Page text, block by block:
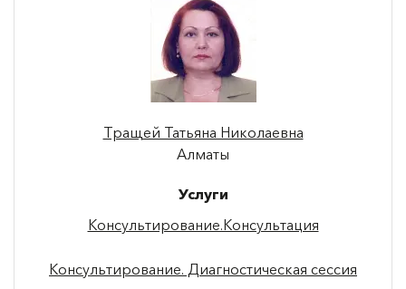
Тращей Татьяна Николаевна
Алматы
Услуги
Консультирование.Консультация
Консультирование. Диагностическая сессия